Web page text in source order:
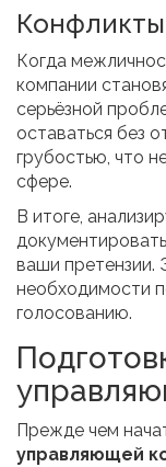
Когда
компании
серьёзной
оставаться без
грубостью, что
сфере.
В итоге,
ваши претензии.
необходимости
голосованию.
Прежде чем
управляющей